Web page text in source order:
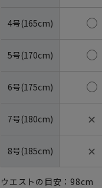
4号(165cm)
5号(170cm)
6号(175cm)
7号(180cm) ✕
8号(185cm) ✕
ウエストの目安： 98cm